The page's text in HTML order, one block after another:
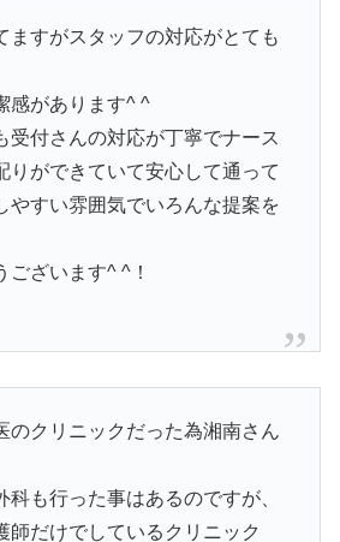
ますがスタッフの対応がとても
感があります^ ^
受付さんの対応が丁寧でナース
りができていて安心して通って
やすい雰囲気でいろんな提案を
ございます^ ^！
のクリニックだった為湘南さん
科も行った事はあるのですが、
師だけでしているクリニック